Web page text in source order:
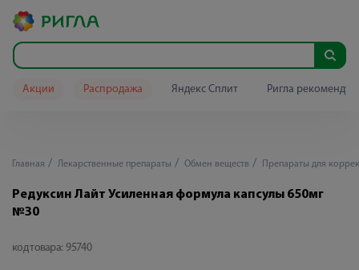
Акции Распродажа Яндекс Сплит Ригла
Главная Лекарственные препараты Обмен веществ Препараты для
Редуксин Лайт Усиленная формула капсулы 650мг
№30
код товара: 95740